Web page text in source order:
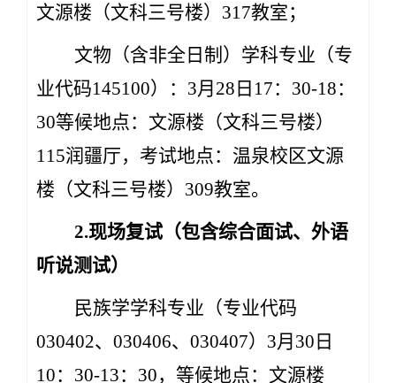
文源楼（文科三号楼）317教室；
文物（含非全日制）学科专业（专
业代码145100）：3月28日17：30-18：
30等候地点：文源楼（文科三号楼）
115润疆厅，考试地点：温泉校区文源
楼（文科三号楼）309教室。
2.现场复试（包含综合面试、外语
听说测试）
民族学学科专业（专业代码
030402、030406、030407）3月30日
10：30-13：30，等候地点：文源楼